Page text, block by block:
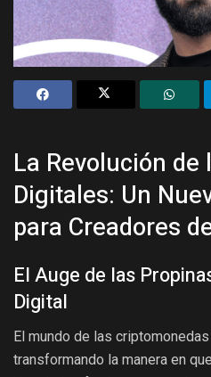
La Revolución de
Digitales: Un
para Creadores
El Auge de las
Digital
El mundo de las
transformando la manera en